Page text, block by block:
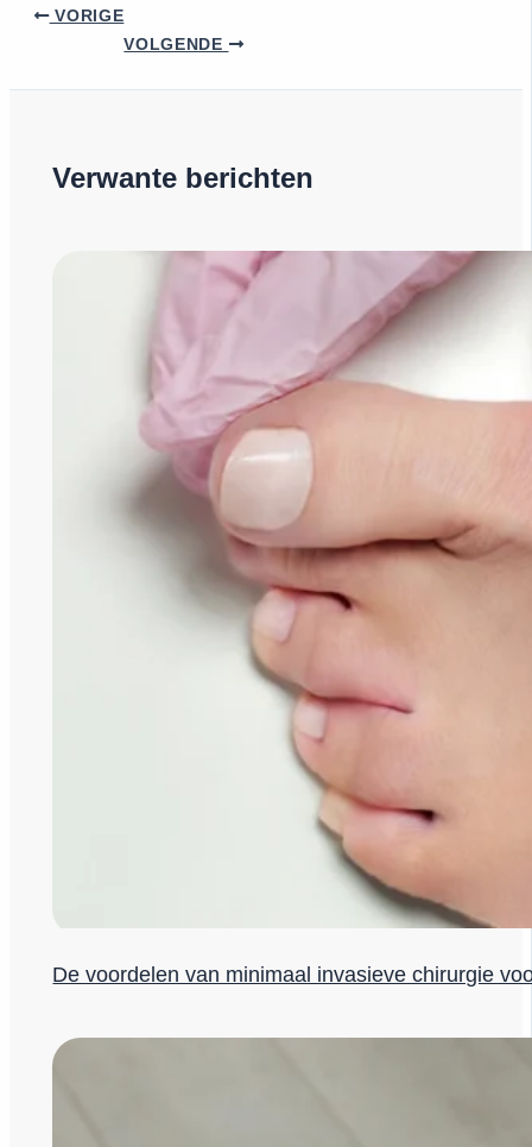
VORIGE
VOLGENDE
Verwante berichten
De voordelen van minimaal invasieve chirurgie